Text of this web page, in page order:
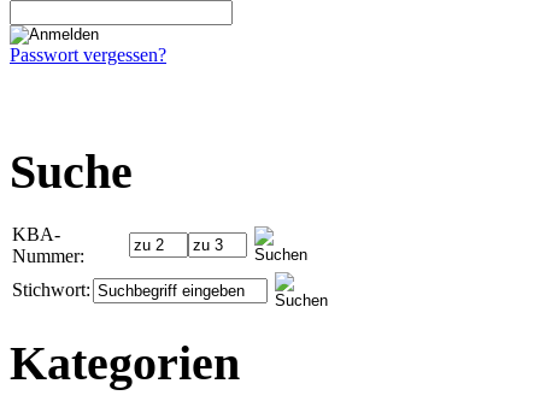
Passwort vergessen?
Suche
KBA-
Nummer:
Stichwort:
Kategorien